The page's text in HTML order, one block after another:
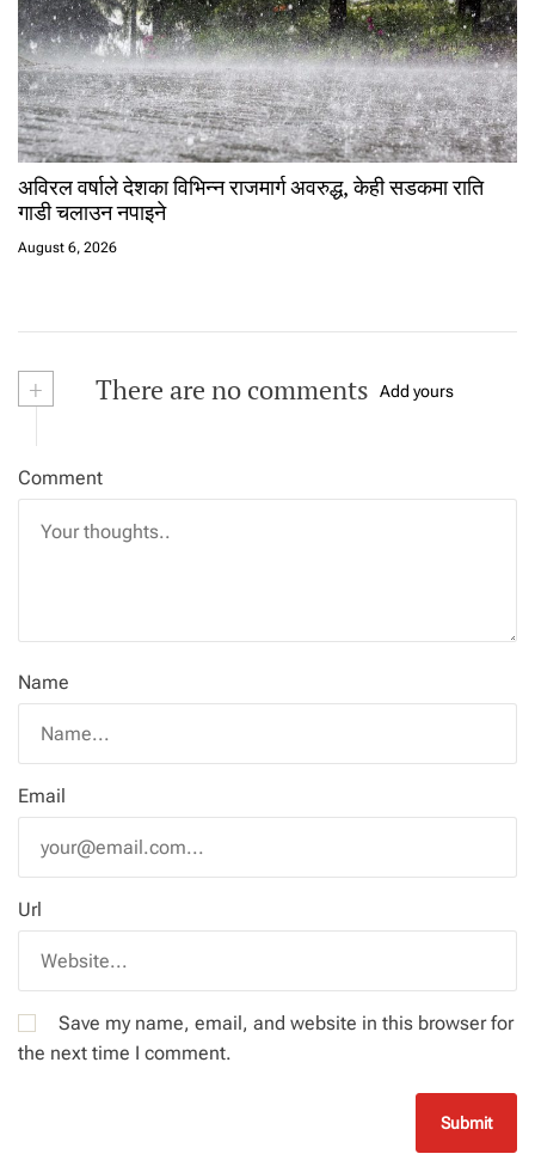
अविरल वर्षाले देशका विभिन्न राजमार्ग अवरुद्ध, केही सडकमा राति
गाडी चलाउन नपाइने
August 6, 2026
+ There are no comments Add yours
Comment
Name
Email
Url
Save my name, email, and website in this browser for
the next time I comment.